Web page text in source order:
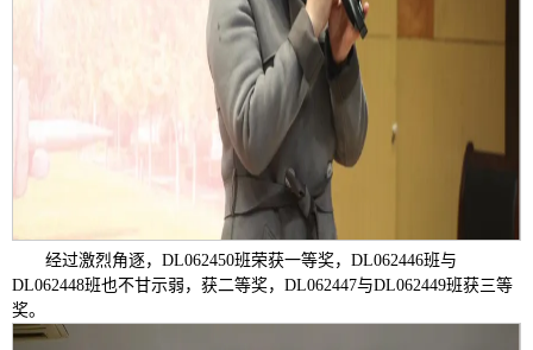
经过激烈角逐，DL062450班荣获一等奖，DL062446班与
DL062448班也不甘示弱，获二等奖，DL062447与DL062449班获三等
奖。